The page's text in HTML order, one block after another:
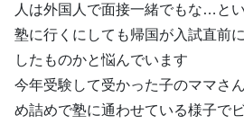
人は外国人で面接一緒でもな…とい
塾に行くにしても帰国が入試直前
したものかと悩んでいます
今年受験して受かった子のママさ
め詰めで塾に通わせている様子で